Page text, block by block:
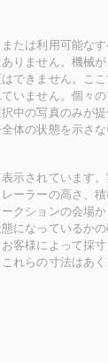
たは利用可能な
りません。機械
できません。こ
いません。個々
中の写真のみが
体の状態を示さな
示されています
ーラーの高さ、
クションの会場
になっているか
客様によって採
れらの寸法はあ